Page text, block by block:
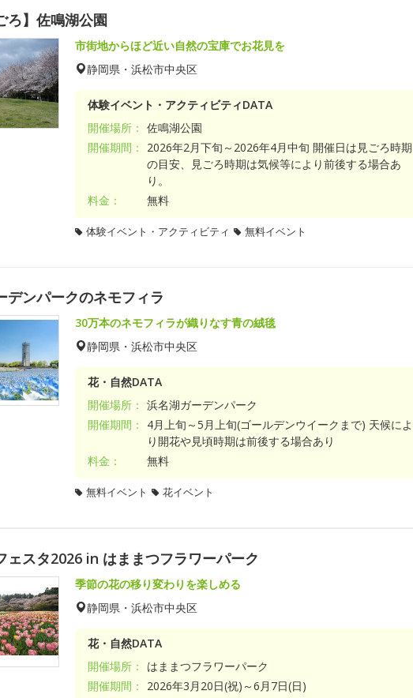
ろ】佐鳴湖公園
市街地からほど近い自然の宝庫でお花見を
静岡県・浜松市中央区
体験イベント・アクティビティDATA
開催場所： 佐鳴湖公園
開催期間：
2026年2月下旬～2026年4月中旬 開催日は見ごろ時期
の目安、見ごろ時期は気候等により前後する場合あ
り。
料金：
無料
体験イベント・アクティビティ 無料イベント
デンパークのネモフィラ
30万本のネモフィラが織りなす青の絨毯
静岡県・浜松市中央区
花・自然DATA
開催場所： 浜名湖ガーデンパーク
開催期間：
4月上旬～5月上旬(ゴールデンウイークまで) 天候によ
り開花や見頃時期は前後する場合あり
料金：
無料
無料イベント 花イベント
ェスタ2026 in はままつフラワーパーク
季節の花の移り変わりを楽しめる
静岡県・浜松市中央区
花・自然DATA
開催場所：
はままつフラワーパーク
開催期間：
2026年3月20日(祝)～6月7日(日)